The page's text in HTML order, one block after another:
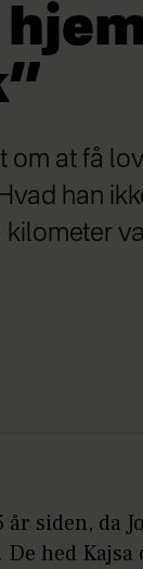
at få
han
kilometer
siden, da
hed Kajsa